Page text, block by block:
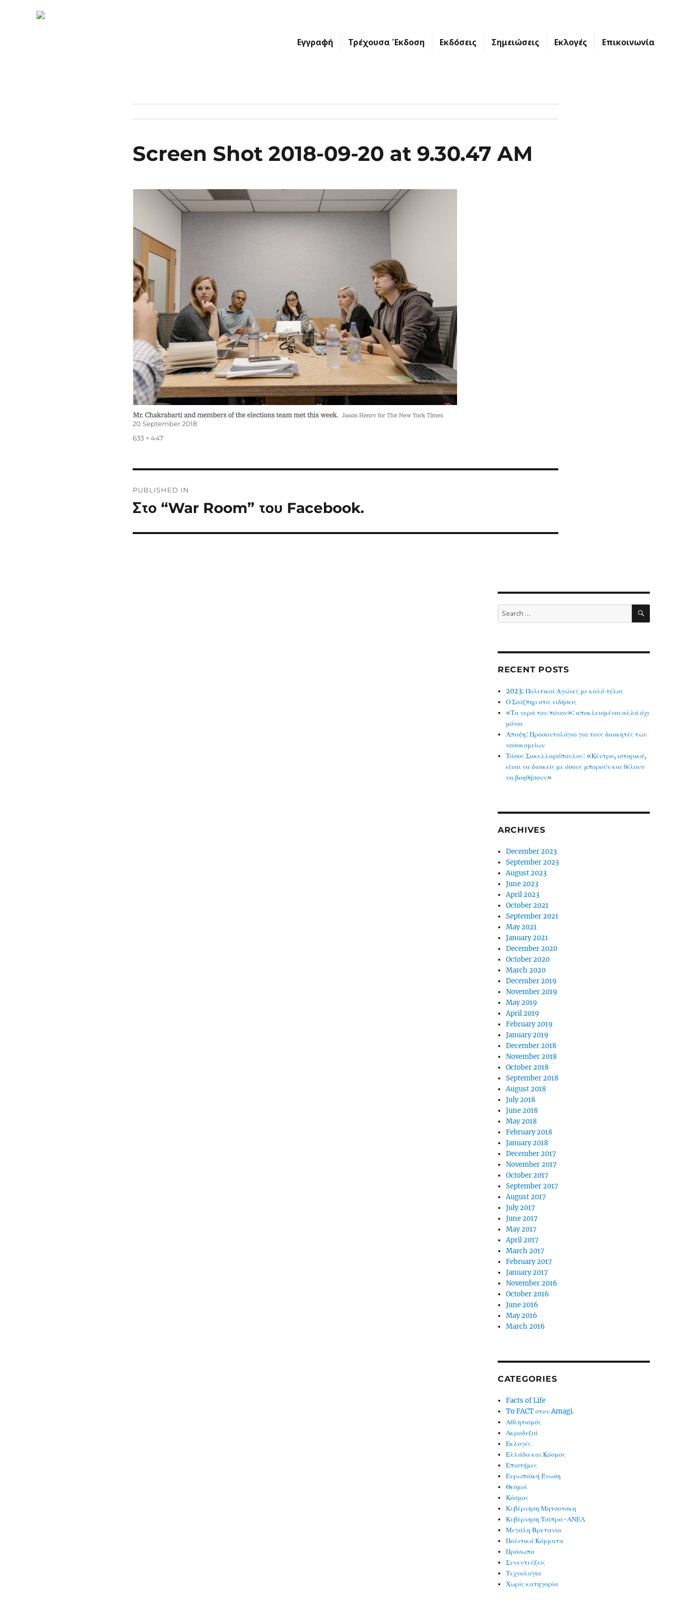
Εγγραφή Τρέχουσα Έκδοση Εκδόσεις Σημειώσεις Εκλογές Επικοινωνία
Screen Shot 2018-09-20 at 9.30.47 AM
Posted
20 September 2018
Full
633 × 447
navigation
PUBLISHED IN
Στο “War Room” του Facebook.
Search
for:
SEARCH
RECENT POSTS
2023: Πολιτικοί Αγώνες με καλό τέλος
Ο Σαίξπηρ στις ειδήσεις
«Τα νερά του πόνου»: αποκλεισμένοι αλλά όχι
μόνοι
Άποψη: Προσοντολόγιο για τους διοικητές των
νοσοκομείων
Τάσος Σακελλαρόπουλος: «Κέντρο, ιστορικά,
είναι να διοικείς με όσους μπορούν και θέλουν
να βοηθήσουν»
ARCHIVES
December 2023
September 2023
August 2023
June 2023
April 2023
October 2021
September 2021
May 2021
January 2021
December 2020
October 2020
March 2020
December 2019
November 2019
May 2019
April 2019
February 2019
January 2019
December 2018
November 2018
October 2018
September 2018
August 2018
July 2018
June 2018
May 2018
February 2018
January 2018
December 2017
November 2017
October 2017
September 2017
August 2017
July 2017
June 2017
May 2017
April 2017
March 2017
February 2017
January 2017
November 2016
October 2016
June 2016
May 2016
March 2016
CATEGORIES
Facts of Life
To FACT στον Amagi.
Αθλητισμός
Ακροδεξιά
Εκλογές
Ελλάδα και Κόσμος
Επιστήμες
Ευρωπαϊκή Ένωση
Θεσμοί
Κόσμος
Κυβέρνηση Μητσοτάκη
Κυβέρνηση Τσίπρα-ΑΝΕΛ
Μεγάλη Βρετανία
Πολιτικά Κόμματα
Πρόσωπα
Συνεντεύξεις
Τεχνολογία
Χωρίς κατηγορία